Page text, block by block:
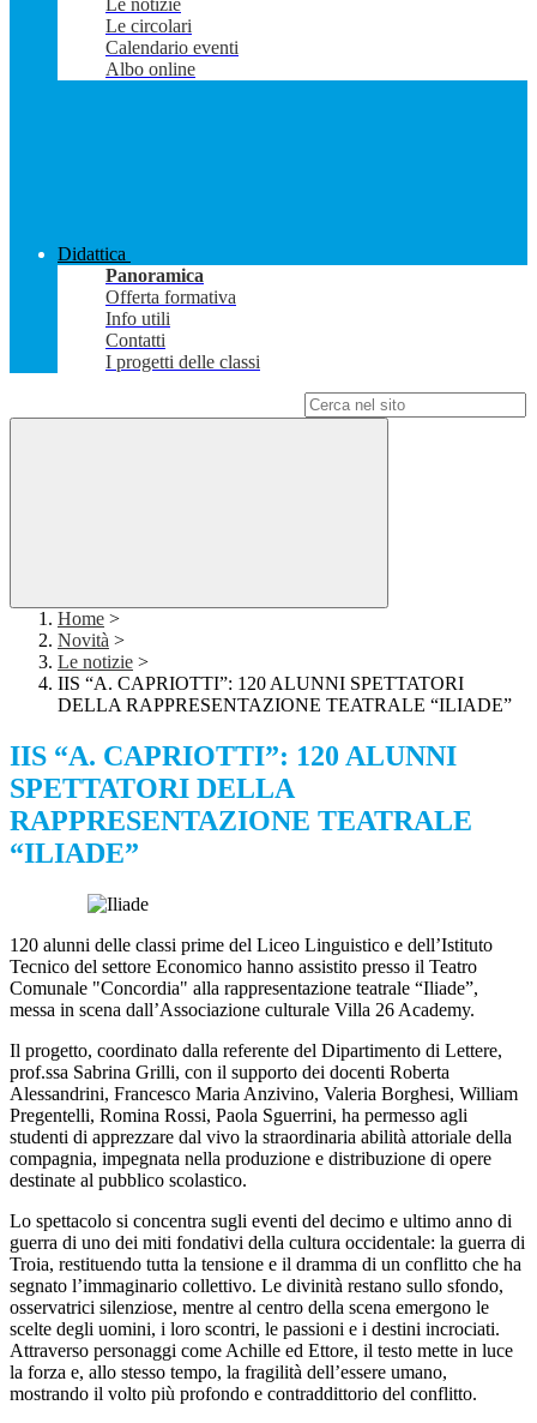
Le notizie
Le circolari
Calendario eventi
Albo online
Didattica
Panoramica
Offerta formativa
Info utili
Contatti
I progetti delle classi
Home >
Novità >
Le notizie >
IIS “A. CAPRIOTTI”: 120 ALUNNI SPETTATORI
DELLA RAPPRESENTAZIONE TEATRALE “ILIADE”
IIS “A. CAPRIOTTI”: 120 ALUNNI
SPETTATORI DELLA
RAPPRESENTAZIONE TEATRALE
“ILIADE”
120 alunni delle classi prime del Liceo Linguistico e dell’Istituto
Tecnico del settore Economico hanno assistito presso il Teatro
Comunale "Concordia" alla rappresentazione teatrale “Iliade”,
messa in scena dall’Associazione culturale Villa 26 Academy.
Il progetto, coordinato dalla referente del Dipartimento di Lettere,
prof.ssa Sabrina Grilli, con il supporto dei docenti Roberta
Alessandrini, Francesco Maria Anzivino, Valeria Borghesi, William
Pregentelli, Romina Rossi, Paola Sguerrini, ha permesso agli
studenti di apprezzare dal vivo la straordinaria abilità attoriale della
compagnia, impegnata nella produzione e distribuzione di opere
destinate al pubblico scolastico.
Lo spettacolo si concentra sugli eventi del decimo e ultimo anno di
guerra di uno dei miti fondativi della cultura occidentale: la guerra di
Troia, restituendo tutta la tensione e il dramma di un conflitto che ha
segnato l’immaginario collettivo. Le divinità restano sullo sfondo,
osservatrici silenziose, mentre al centro della scena emergono le
scelte degli uomini, i loro scontri, le passioni e i destini incrociati.
Attraverso personaggi come Achille ed Ettore, il testo mette in luce
la forza e, allo stesso tempo, la fragilità dell’essere umano,
mostrando il volto più profondo e contraddittorio del conflitto.